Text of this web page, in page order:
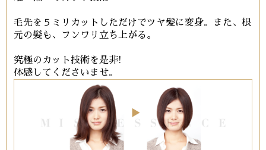
毛先を５ミリカットしただけでツヤ髪に変身。また、根
元の髪も、フンワリ立ち上がる。
究極のカット技術を是非!
体感してくださいませ。